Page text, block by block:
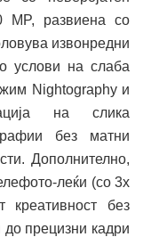
MP, развиена со
извонредни
услови на слаба
Nightography и
на слика
без матни
Дополнително,
леќи (со 3x
креативност без
до прецизни кадри